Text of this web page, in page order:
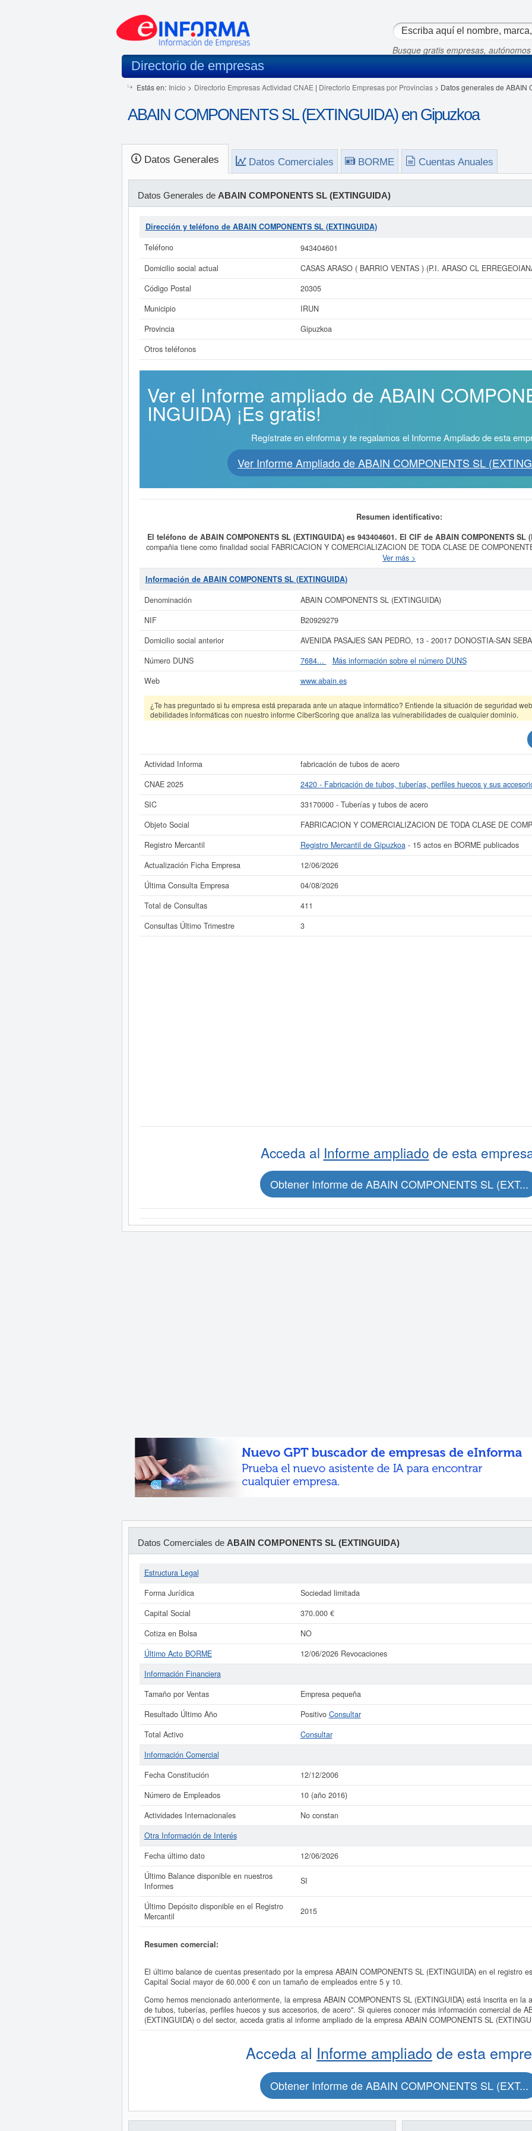
Busque gratis empresas,
Directorio de empresas
Estás en: Inicio > Directorio Empresas Actividad CNAE | Directorio Empresas por Provincias> Datos generales de ABAIN
ABAIN COMPONENTS SL (EXTINGUIDA) en Gipuzkoa
Datos Generales Datos Comerciales BORME Cuentas Anuales
Datos Generales de ABAIN COMPONENTS SL (EXTINGUIDA)
Dirección y teléfono de ABAIN COMPONENTS SL (EXTINGUIDA)
Teléfono
943404601
Domicilio social actual
CASAS ARASO ( BARRIO VENTAS ) (P.I. ARASO CL
Código Postal
20305
Municipio
IRUN
Provincia
Gipuzkoa
Otros teléfonos
Ver el Informe ampliado de ABAIN
INGUIDA) ¡Es gratis!
Regístrate en eInforma y te regalamos el Informe Ampliado de esta
Ver Informe Ampliado de ABAIN COMPONENTS SL
Resumen identificativo:
El teléfono de ABAIN COMPONENTS SL (EXTINGUIDA) es 943404601. El CIF de ABAIN COMPONENTS SL
compañia tiene como finalidad social FABRICACION Y COMERCIALIZACION DE TODA CLASE DE
fecha de su constitución el día 12/12/2006. El CNAE que tiene es 2420 - Fabricación de tubos, tuberías, perfiles
número del SIC correspondiente a la empresaABAIN COMPONENTS SL (EXTINGUIDA)es el 33170000.ABAIN
está compuesta por un total de 10 empleados en su plantilla. Esta ficha de empresa se ha consultado un total
04/08/2026. En esta página puede consultar además las subvenciones a las que puede optar esta empresa.
mayor de 60.000 €. Adscrita en el Registro Mercantil de Gipuzkoa, tienen publicados 15
Si está interesado en conocer más datos de la empresa ABAIN COMPONENTS SL (EXTINGUIDA) puede
de ABAIN COMPONENTS SL (EXTINGUIDA) y consultar los resultados de sus años de actividad,
resultados disponibles.
La última actualización del informe de empresa se ha realizado el 12/06/2026.
Ver más >
Información de ABAIN COMPONENTS SL (EXTINGUIDA)
Denominación
ABAIN COMPONENTS SL (EXTINGUIDA)
NIF
B20929279
Domicilio social anterior
AVENIDA PASAJES SAN PEDRO, 13 - 20017 DONOSTIA-SAN
Número DUNS
7684...
Más información sobre el número DUNS
Web
www.abain.es
¿Te has preguntado si tu empresa está preparada ante un ataque informático? Entiende la situación de seguridad
debilidades informáticas con nuestro informe CiberScoring que analiza las vulnerabilidades de cualquier dominio.
Actividad Informa
fabricación de tubos de acero
CNAE 2025
2420 - Fabricación de tubos, tuberías, perfiles huecos y sus
SIC
33170000 - Tuberías y tubos de acero
Objeto Social
FABRICACION Y COMERCIALIZACION DE TODA CLASE DE
Registro Mercantil
Registro Mercantil de Gipuzkoa- 15 actos en BORME publicados
Actualización Ficha Empresa
12/06/2026
Última Consulta Empresa
04/08/2026
Total de Consultas
411
Consultas Último Trimestre
3
Acceda al Informe ampliado de esta
Obtener Informe de ABAIN COMPONENTS SL (EXT...
Datos Comerciales de ABAIN COMPONENTS SL (EXTINGUIDA)
Estructura Legal
Forma Jurídica
Sociedad limitada
Capital Social
370.000 €
Cotiza en Bolsa
NO
Último Acto BORME
12/06/2026 Revocaciones
Información Financiera
Tamaño por Ventas
Empresa pequeña
Resultado Último Año
Positivo Consultar
Total Activo
Consultar
Información Comercial
Fecha Constitución
12/12/2006
Número de Empleados
10 (año 2016)
Actividades Internacionales
No constan
Otra Información de Interés
Fecha último dato
12/06/2026
Último Balance disponible en nuestros
Informes
SI
Último Depósito disponible en el Registro
Mercantil
2015
Resumen comercial:
El último balance de cuentas presentado por la empresa ABAIN COMPONENTS SL (EXTINGUIDA) en el registro
Capital Social mayor de 60.000 € con un tamaño de empleados entre 5 y 10.
Como hemos mencionado anteriormente, la empresa ABAIN COMPONENTS SL (EXTINGUIDA) está inscrita en la
de tubos, tuberías, perfiles huecos y sus accesorios, de acero". Si quieres conocer más información comercial de
(EXTINGUIDA) o del sector, acceda gratis al informe ampliado de la empresa ABAIN COMPONENTS SL
Acceda al Informe ampliado de esta
Obtener Informe de ABAIN COMPONENTS SL (EXT...